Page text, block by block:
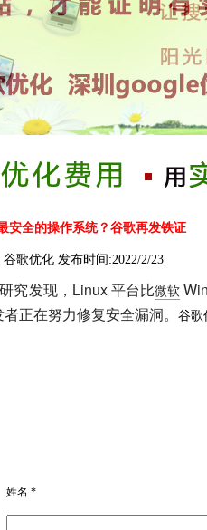
安全的操作系统？谷歌再发铁证
谷歌优化发布时间:2022/2/23
究发现，Linux 平台比微软
正在努力修复安全漏洞。
谷歌
间报告的已修复错误。他
间。早在 2019 年，这个数
姓名 *